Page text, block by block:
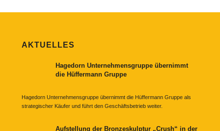
AKTUELLES
Hagedorn Unternehmensgruppe übernimmt
die Hüffermann Gruppe
Hagedorn Unternehmensgruppe übernimmt die Hüffermann Gruppe als
strategischer Käufer und führt den Geschäftsbetrieb weiter.
Aufstellung der Bronzeskulptur „Crush“ in der